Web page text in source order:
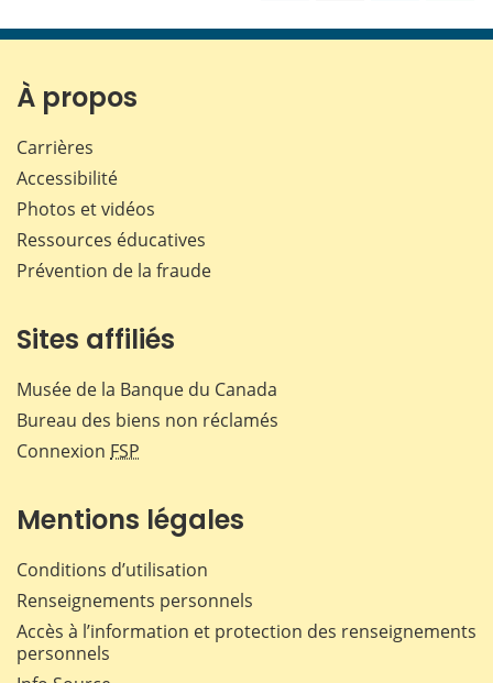
page page page page
À propos
Carrières
Accessibilité
Photos et vidéos
Ressources éducatives
Prévention de la fraude
Sites affiliés
Musée de la Banque du Canada
Bureau des biens non réclamés
Connexion FSP
Mentions légales
Conditions d’utilisation
Renseignements personnels
Accès à l’information et protection des renseignements
personnels